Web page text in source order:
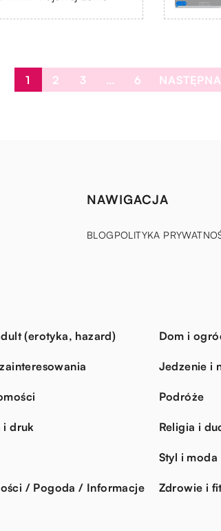
1 2 3 … 6
NAWIGACJA
BLOGPOLITYKA
(erotyka, hazard) Dom i
Jedzenie i
Podróże
i druk Religia i
Styl i moda
/ Pogoda / Informacje Zdrowie i